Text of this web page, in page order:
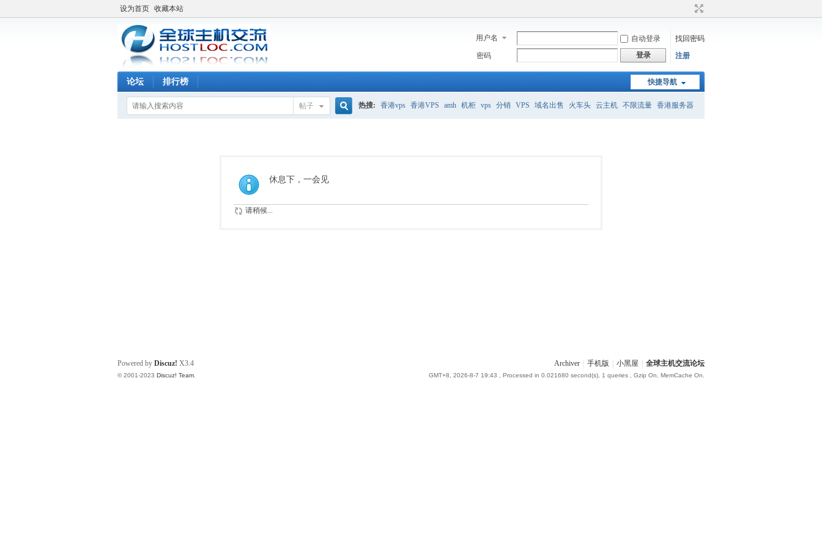
设为首页 收藏本站
用户名 自动登录
找回密码
密码
登录 注册
快捷导航
论坛 排行榜
帖子 热搜: 香港vps 香港VPS amh 机柜 vps 分销 VPS 域名出售 火车头 云主机 不限流量 香港服务器
休息下，一会见
请稍候...
Archiver 手机版 小黑屋 全球主机交流论坛
GMT+8, 2026-8-7 19:43 , Processed in 0.021680 second(s), 1 queries , Gzip On, MemCache On.
Powered by Discuz! X3.4
© 2001-2023 Discuz! Team